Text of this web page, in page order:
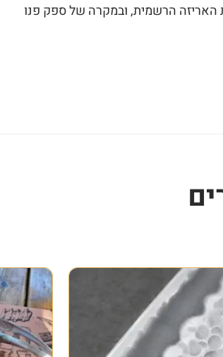
האריזה הרשמית, ובמקרה של ספק פנו